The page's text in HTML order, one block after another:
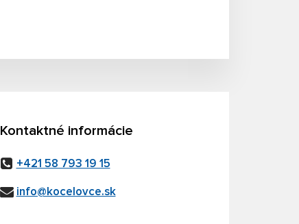
Kontaktné informácie
+421 58 793 19 15
info@kocelovce.sk